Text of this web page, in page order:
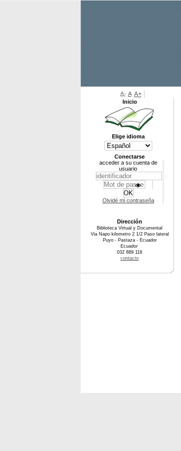
A- A A+
Inicio
Elige idioma
Conectarse
acceder a su cuenta de
usuario
Olvidé mi contraseña
Dirección
Biblioteca Virtual y Documental
Via Napo kilometro 2 1/2 Paso lateral
Puyo - Pastaza - Ecuador
Ecuador
032 889 118
contacto